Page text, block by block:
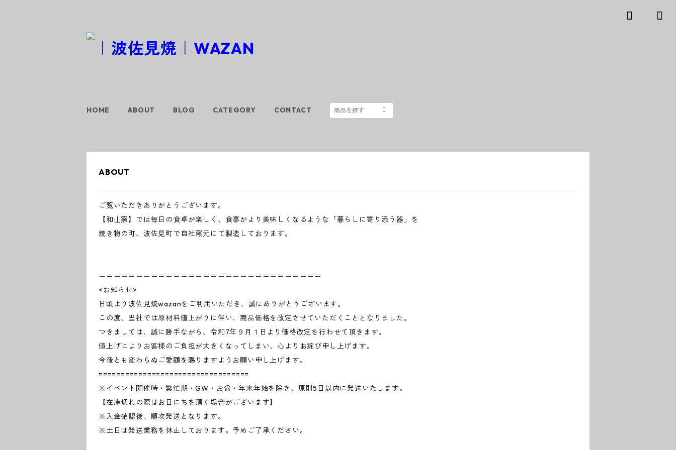
HOME ABOUT BLOG CATEGORY CONTACT
ABOUT
ご覧いただきありがとうございます。
【和山窯】では毎日の食卓が楽しく、食事がより美味しくなるような「暮らしに寄り添う器」を
焼き物の町、波佐見町で自社窯元にて製造しております。
＝＝＝＝＝＝＝＝＝＝＝＝＝＝＝＝＝＝＝＝＝＝＝＝＝＝＝＝＝＝
<お知らせ>
日頃より波佐見焼wazanをご利用いただき、誠にありがとうございます。
この度、当社では原材料値上がりに伴い、商品価格を改定させていただくこととなりました。
つきましては、誠に勝手ながら、令和7年９月１日より価格改定を行わせて頂きます。
値上げによりお客様のご負担が大きくなってしまい、心よりお詫び申し上げます。
今後とも変わらぬご愛顧を賜りますようお願い申し上げます。
==================================
※イベント開催時・繁忙期・GW・お盆・年末年始を除き、原則5日以内に発送いたします。
【在庫切れの際はお日にちを頂く場合がございます】
※入金確認後、順次発送となります。
※土日は発送業務を休止しております。予めご了承ください。